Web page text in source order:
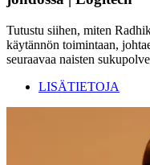
Tutustu siihen, miten
käytännön toimintaan,
seuraavaa naisten
LISÄTIETOJA